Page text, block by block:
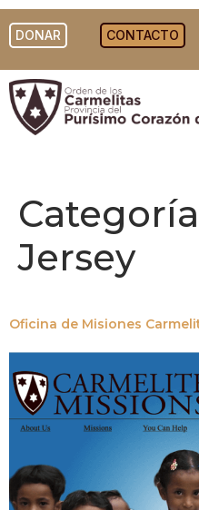
DONAR CONTACTO
Jersey
Oficina de Misiones